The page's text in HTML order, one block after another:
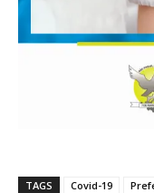
TAGS Covid-19